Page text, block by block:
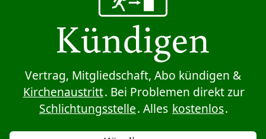
Vertrag, Mitgliedschaft, Abo kündigen &
Kirchenaustritt. Bei Problemen direkt zur
Schlichtungsstelle. Alles kostenlos.